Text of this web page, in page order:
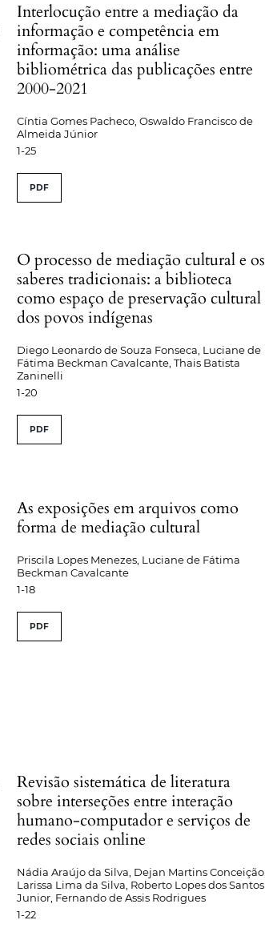
Interlocução entre a mediação da
informação e competência em
informação: uma análise
bibliométrica das publicações entre
2000-2021
Cíntia Gomes Pacheco, Oswaldo Francisco de
Almeida Júnior
1-25
PDF
O processo de mediação cultural e os
saberes tradicionais: a biblioteca
como espaço de preservação cultural
dos povos indígenas
Diego Leonardo de Souza Fonseca, Luciane de
Fátima Beckman Cavalcante, Thais Batista
Zaninelli
1-20
PDF
As exposições em arquivos como
forma de mediação cultural
Priscila Lopes Menezes, Luciane de Fátima
Beckman Cavalcante
1-18
PDF
Revisão sistemática de literatura
sobre interseções entre interação
humano-computador e serviços de
redes sociais online
Nádia Araújo da Silva, Dejan Martins Conceição,
Larissa Lima da Silva, Roberto Lopes dos Santos
Junior, Fernando de Assis Rodrigues
1-22